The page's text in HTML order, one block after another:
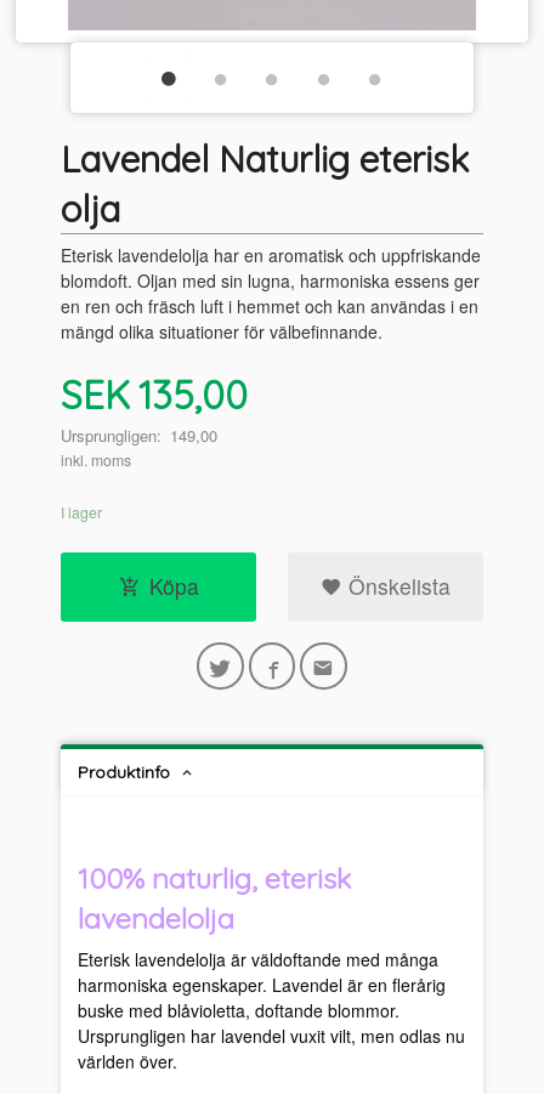
Lavendel Naturlig eterisk
olja
Eterisk lavendelolja har en aromatisk och uppfriskande
blomdoft. Oljan med sin lugna, harmoniska essens ger
en ren och fräsch luft i hemmet och kan användas i en
mängd olika situationer för välbefinnande.
Erbjudande
SEK135,00
Ursprungligen: 149,00
inkl. moms
I lager
Köpa Önskelista
Produktinfo
100% naturlig, eterisk
lavendelolja
Eterisk lavendelolja är väldoftande med många
harmoniska egenskaper. Lavendel är en flerårig
buske med blåvioletta, doftande blommor.
Ursprungligen har lavendel vuxit vilt, men odlas nu
världen över.